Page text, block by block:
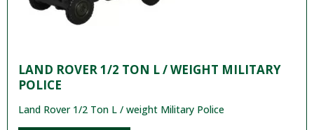
LAND ROVER 1/2 TON L / WEIGHT MILITARY
POLICE
Land Rover 1/2 Ton L / weight Military Police